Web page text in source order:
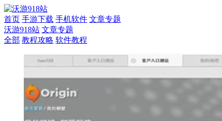
首页 手游下载 手机软件 文章专题
沃游918站 文章专题
全部 教程攻略 软件教程